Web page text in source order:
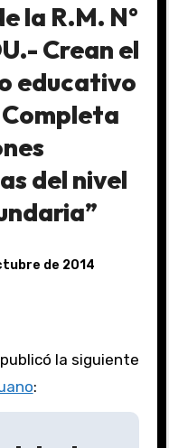
la R.M. N°
Crean el
educativo
del nivel
de 2014
: